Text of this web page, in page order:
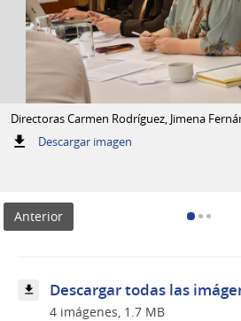
Directoras Carmen Rodríguez, Jimena
Descargar imagen:
Petit
Anterior
Descargar todas las
4 imágenes, 1.7 MB